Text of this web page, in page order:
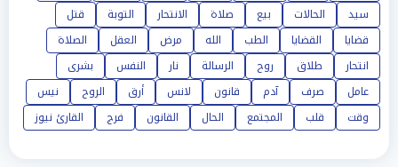
سيد
الحالات بيع صلاة الانتحار التوبة
قتل
قضايا
القضايا الطب الله مرض العقل
الصلاة
انتحار
طلاق روح الرسالة نار النفس
بشرى
عامل
صرف آدم قانون لانس أرق الروح
نيس
وقت
قلب المجتمع الحال القانون فرج القارئ نيوز